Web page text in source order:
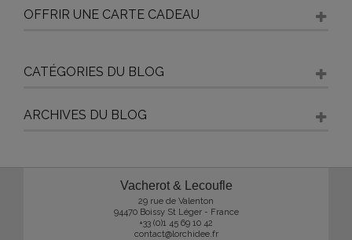
OFFRIR UNE CARTE CADEAU
CATÉGORIES DU BLOG
ARCHIVES DU BLOG
Vacherot & Lecoufle
29 rue de Valenton
94470 Boissy St Léger - France
+33 (0)1 45 69 10 42
contact@lorchidee.fr